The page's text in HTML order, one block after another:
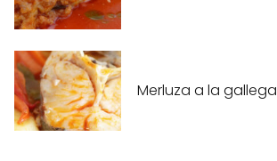
Merluza a la gallega